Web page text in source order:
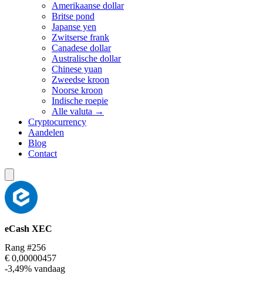
Amerikaanse dollar
Britse pond
Japanse yen
Zwitserse frank
Canadese dollar
Australische dollar
Chinese yuan
Zweedse kroon
Noorse kroon
Indische roepie
Alle valuta →
Cryptocurrency
Aandelen
Blog
Contact
eCash XEC
Rang #256
€ 0,00000457
-3,49% vandaag